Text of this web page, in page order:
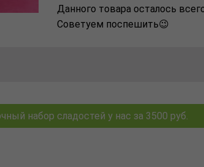
Данного товара осталось
Советуем поспешить😉
набор сладостей у нас за 3500 руб.